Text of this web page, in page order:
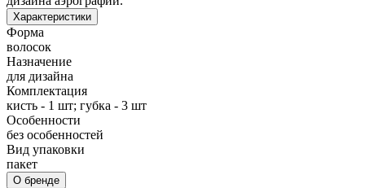
Характеристики
Форма
волосок
Назначение
для дизайна
Комплектация
кисть - 1 шт; губка - 3 шт
Особенности
без особенностей
Вид упаковки
пакет
О бренде